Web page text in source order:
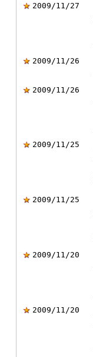
2009/11/27
2009/11/26
2009/11/26
2009/11/25
2009/11/25
2009/11/20
2009/11/20